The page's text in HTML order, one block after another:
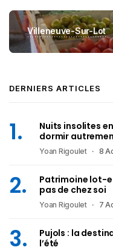
Villeneuve-Sur-Lot
DERNIERS ARTICLES
Nuits insolites
dormir
Yoan Rigoulet 8
Patrimoine lot-
pas de chez soi
Yoan Rigoulet 7
Pujols : la
l’été